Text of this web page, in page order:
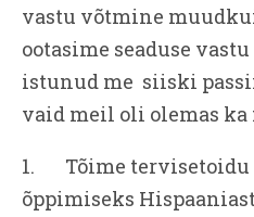
vastu võtmine
ootasime seaduse
istunud me siiski
vaid meil oli olemas
1. Tõime tervisetoidu
õppimiseks